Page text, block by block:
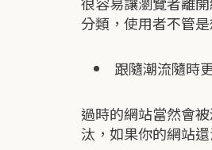
分類，使用者不管
跟隨潮流隨時
過時的網站當然會
汰，如果你的網站